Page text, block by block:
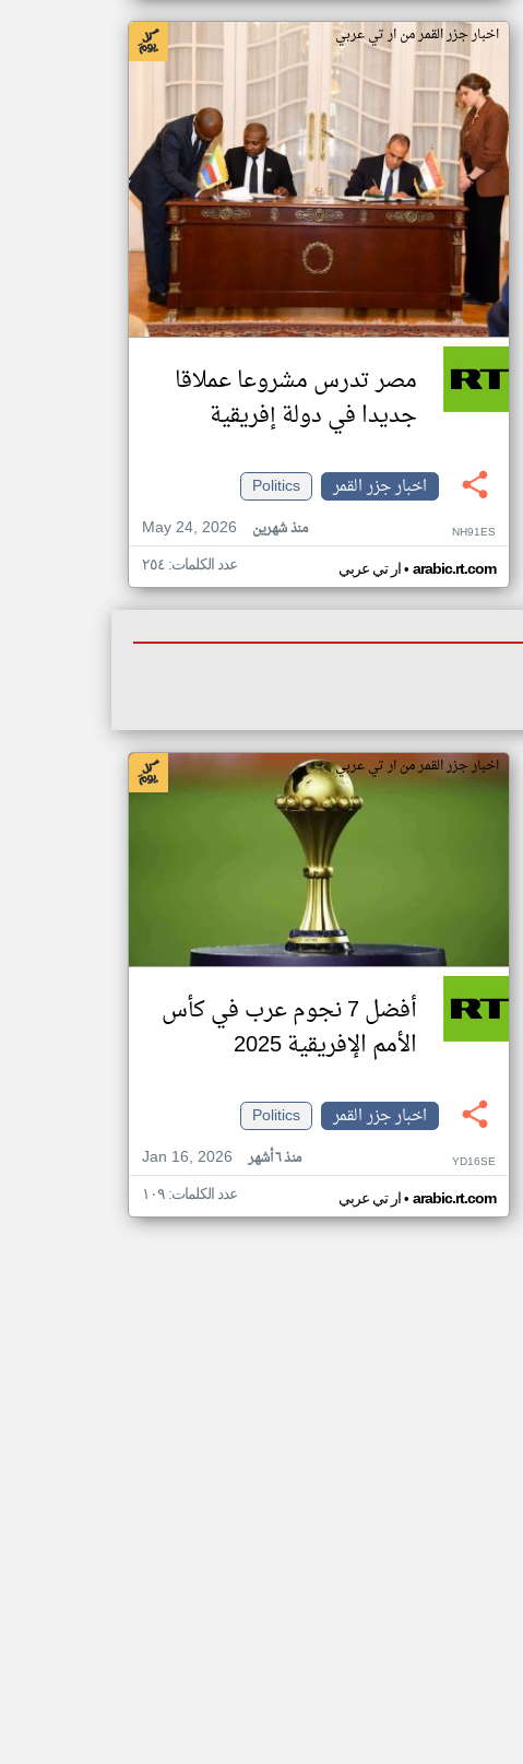
اخبار جزر القمر من ار تي عربي
مصر تدرس مشروعا عملاقا
جديدا في دولة إفريقية
اخبار جزر القمر
Politics
May 24, 2026
منذ شهرين NH91ES
ار تي عربي• arabic.rt.com عدد الكلمات: ٢٥٤
اخبار جزر القمر من ار تي عربي
أفضل 7 نجوم عرب في كأس
الأمم الإفريقية 2025
اخبار جزر القمر
Politics
Jan 16, 2026
منذ ٦ أشهر YD16SE
ار تي عربي• arabic.rt.com عدد الكلمات: ١٠٩